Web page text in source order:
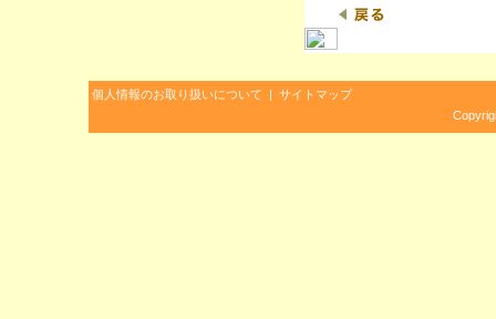
個人情報のお取り扱いについて | サイトマップ